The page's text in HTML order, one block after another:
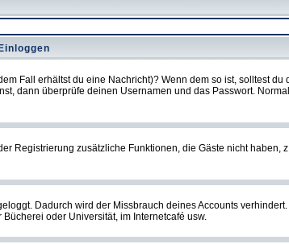
Fall erhältst du eine Nachricht)? Wenn dem so ist, solltest
dann überprüfe deinen Usernamen und das Passwort.
Registrierung zusätzliche Funktionen, die Gäste nicht haben,
Dadurch wird der Missbrauch deines Accounts
oder Universität, im Internetcafé usw.